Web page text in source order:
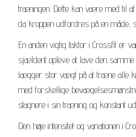
træningen. Dette kan være med til
da kroppen udfordres på en måde,
En anden vigtig faktor i Crossfit er
sjældent opleve at lave den
lægger stor vægt på at træne alle
med forskellige
stagnere i sin træning og konstant
Den høje intensitet og variationen i